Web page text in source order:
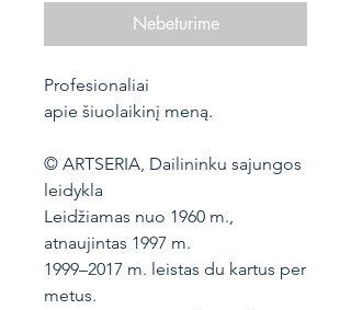
Nebeturime
Profesionaliai
apie šiuolaikinį meną.
© ARTSERIA, Dailininku sajungos
leidykla
Leidžiamas nuo 1960 m.,
atnaujintas 1997 m.
1999–2017 m. leistas du kartus per
metus.